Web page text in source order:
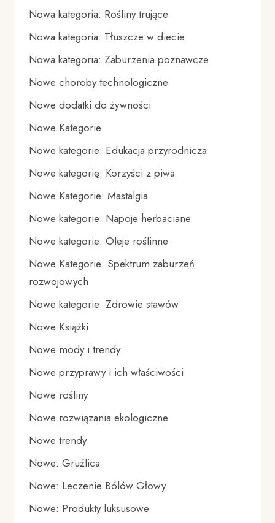
Nowa kategoria: Rośliny trujące
Nowa kategoria: Tłuszcze w diecie
Nowa kategoria: Zaburzenia poznawcze
Nowe choroby technologiczne
Nowe dodatki do żywności
Nowe Kategorie
Nowe kategorie: Edukacja przyrodnicza
Nowe kategorię: Korzyści z piwa
Nowe Kategorie: Mastalgia
Nowe kategorie: Napoje herbaciane
Nowe kategorie: Oleje roślinne
Nowe Kategorie: Spektrum zaburzeń
rozwojowych
Nowe kategorie: Zdrowie stawów
Nowe Książki
Nowe mody i trendy
Nowe przyprawy i ich właściwości
Nowe rośliny
Nowe rozwiązania ekologiczne
Nowe trendy
Nowe: Gruźlica
Nowe: Leczenie Bólów Głowy
Nowe: Produkty luksusowe